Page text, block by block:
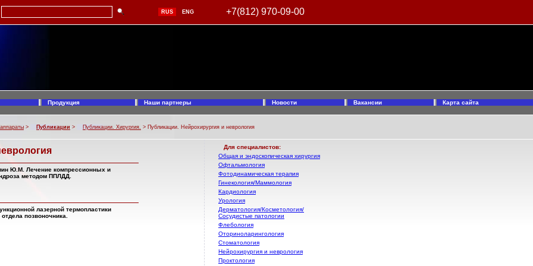
RUS ENG +7(812) 970-09-00
Продукция Наши партнеры Новости Вакансии Карта сайта
> Публикации > Публикации. Хирургия. > Публикации. Нейрохирургия и неврология
Ю.М. Лечение компрессионных и
методом ППЛДД.
лазерной термопластики
позвоночника.
Для специалистов:
Общая и эндоскопическая хирургия
Офтальмология
Фотодинамическая терапия
Гинекология/Маммология
Кардиология
Урология
Дерматология/Косметология/
Сосудистые патологии
Флебология
Оториноларингология
Стоматология
Нейрохирургия и неврология
Проктология